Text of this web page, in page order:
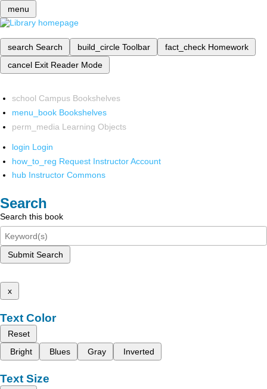
menu
search Search build_circle Toolbar fact_check Homework
cancel Exit Reader Mode
school Campus Bookshelves
menu_book Bookshelves
perm_media Learning Objects
login Login
how_to_reg Request Instructor Account
hub Instructor Commons
Search
Search this book
Submit Search
x
Text Color
Reset
Bright
Blues Gray Inverted
Text Size